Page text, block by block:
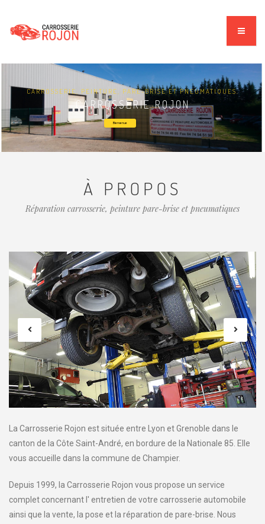
CARROSSERIE, PEINTURE, PARE-BRISE ET PNEUMATIQUES.
CARROSSERIE ROJON
Bienvenue
À PROPOS
Réparation carrosserie, peinture pare-brise et pneumatiques
La Carrosserie Rojon est située entre Lyon et Grenoble dans le
canton de la Côte Saint-André, en bordure de la Nationale 85. Elle
vous accueille dans la commune de Champier.
Depuis 1999, la Carrosserie Rojon vous propose un service
complet concernant l' entretien de votre carrosserie automobile
ainsi que la vente, la pose et la réparation de pare-brise. Nous